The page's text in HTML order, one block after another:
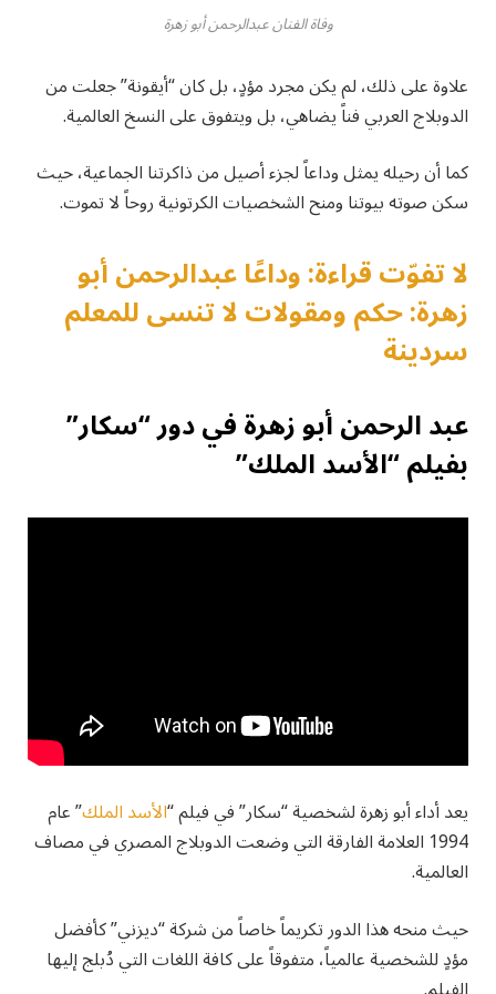
وفاة الفنان عبدالرحمن أبو زهرة
علاوة على ذلك، لم يكن مجرد مؤدٍ، بل كان “أيقونة” جعلت من
الدوبلاج العربي فناً يضاهي، بل ويتفوق على النسخ العالمية.
كما أن رحيله يمثل وداعاً لجزء أصيل من ذاكرتنا الجماعية، حيث
سكن صوته بيوتنا ومنح الشخصيات الكرتونية روحاً لا تموت.
لا تفوّت قراءة: وداعًا عبدالرحمن أبو
زهرة: حكم ومقولات لا تنسى للمعلم
سردينة
عبد الرحمن أبو زهرة في دور “سكار”
بفيلم “الأسد الملك”
يعد أداء أبو زهرة لشخصية “سكار” في فيلم “الأسد الملك” عام
1994 العلامة الفارقة التي وضعت الدوبلاج المصري في مصاف
العالمية.
حيث منحه هذا الدور تكريماً خاصاً من شركة “ديزني” كأفضل
مؤدٍ للشخصية عالمياً، متفوقاً على كافة اللغات التي دُبلج إليها